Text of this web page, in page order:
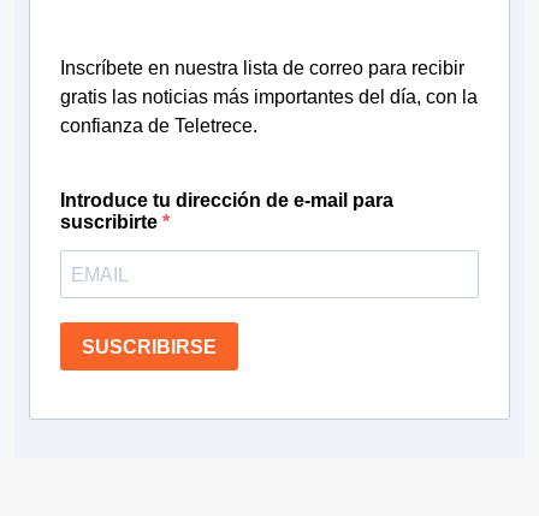
Inscríbete en nuestra lista de correo para recibir
gratis las noticias más importantes del día, con la
confianza de Teletrece.
Introduce tu dirección de e-mail para
suscribirte
SUSCRIBIRSE